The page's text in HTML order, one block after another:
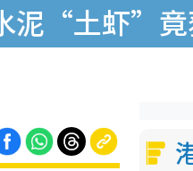
泥“土虾”